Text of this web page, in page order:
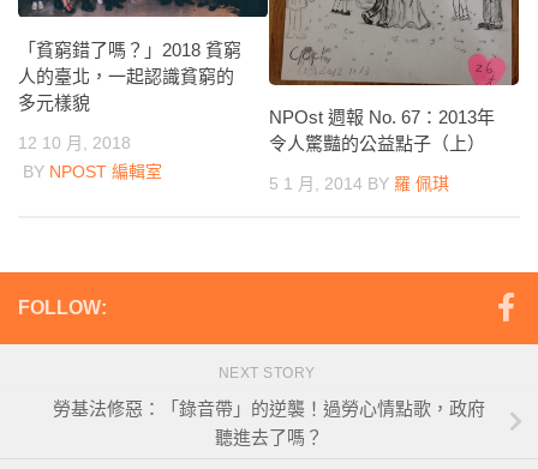
「貧窮錯了嗎？」2018 貧窮
人的臺北，一起認識貧窮的
多元樣貌
12 10 月, 2018
BY NPOST 編輯室
NPOst 週報 No. 67：2013年
令人驚豔的公益點子（上）
5 1 月, 2014 BY 羅 佩琪
FOLLOW:
NEXT STORY
勞基法修惡：「錄音帶」的逆襲！過勞心情點歌，政府
聽進去了嗎？